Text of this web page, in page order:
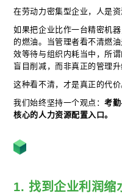
在劳动力密集型企业，人是
如果把企业比作一台精密机
的燃油。当管理者看不清燃
效等待与组织内耗当中，所
盲目削减，而非真正的管理升
这种看不清，才是真正的代价
我们始终坚持一个观点：考
核心的人力资源配置入口。
1. 找到企业利润缩